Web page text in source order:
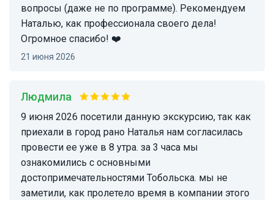
вопросы (даже не по программе). Рекомендуем
Наталью, как профессионала своего дела!
Огромное спасибо! ❤️
21 июня 2026
Людмила
9 июня 2026 посетили данную экскурсию, так как
приехали в город рано Наталья нам согласилась
провести ее уже в 8 утра. за 3 часа мы
ознакомились с основными
достопримечательностями Тобольска. мы не
заметили, как пролетело время в компании этого